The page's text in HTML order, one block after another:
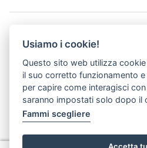
P. I. 05913670484 | C. F.
(abilitato alla ricezione di soli messaggi
Usiamo i cookie!
Questo sito web utilizza
il suo corretto funzionamento
per capire come interagisci
saranno impostati solo dopo il
Fammi scegliere
Accetta